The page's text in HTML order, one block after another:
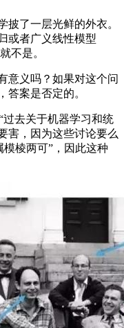
了一层光鲜的外衣。
或者广义线性模型
不是。
义吗？如果对这个问
答案是否定的。
去关于机器学习和统
害，因为这些讨论要么
模棱两可”，因此这种